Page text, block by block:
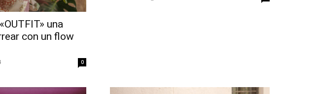
continuación. No se preocupe, respetamos su privacidad y no enviaremos spam a
segura con nosotros.
una
con un flow
0